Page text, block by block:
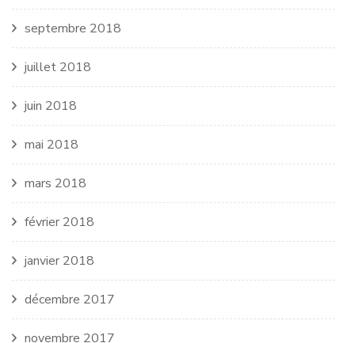
septembre 2018
juillet 2018
juin 2018
mai 2018
mars 2018
février 2018
janvier 2018
décembre 2017
novembre 2017